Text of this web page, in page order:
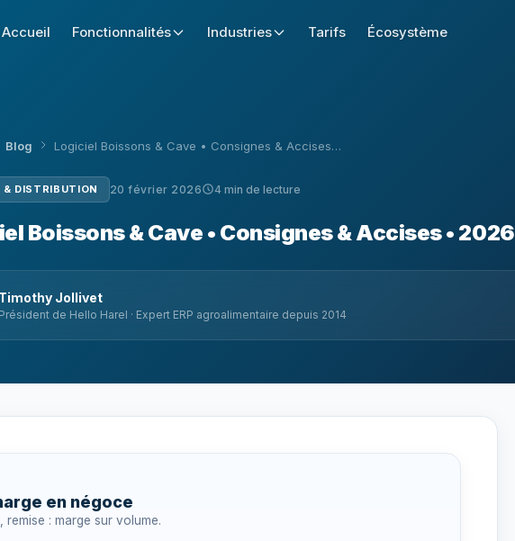
Accueil Fonctionnalités Industries Tarifs Écosystème
Blog Logiciel Boissons & Cave • Consignes & Accises…
& DISTRIBUTION 20 février 2026 4 min de lecture
Boissons & Cave • Consignes & Accises • 2026
Timothy Jollivet
Président de Hello Harel · Expert ERP agroalimentaire depuis 2014
en négoce
remise : marge sur volume.